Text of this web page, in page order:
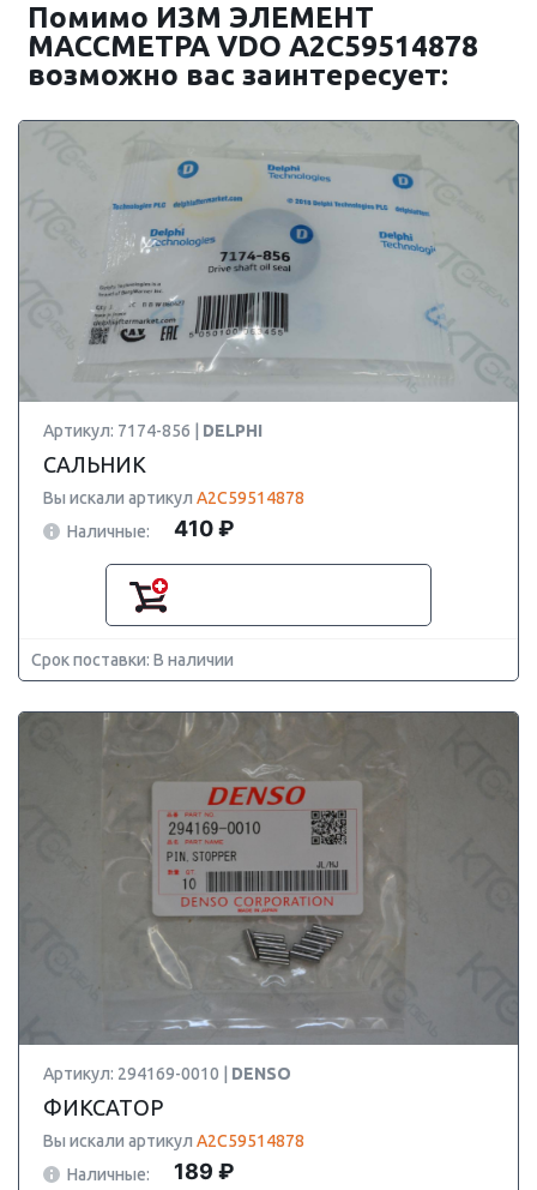
Помимо ИЗМ ЭЛЕМЕНТ
МАССМЕТРА VDO A2C59514878
возможно вас заинтересует:
Артикул: 7174-856 | DELPHI
САЛЬНИК
Вы искали артикул A2C59514878
Наличные:
410 ₽
Срок поставки: В наличии
Артикул: 294169-0010 | DENSO
ФИКСАТОР
Вы искали артикул A2C59514878
Наличные:
189 ₽